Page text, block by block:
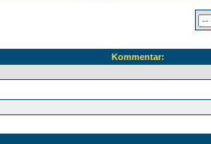
Kommentar: